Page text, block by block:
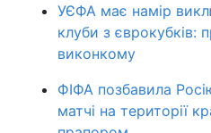
УЄФА має намір
клуби з єврокубків:
виконкому
ФІФА позбавила
матчі на території